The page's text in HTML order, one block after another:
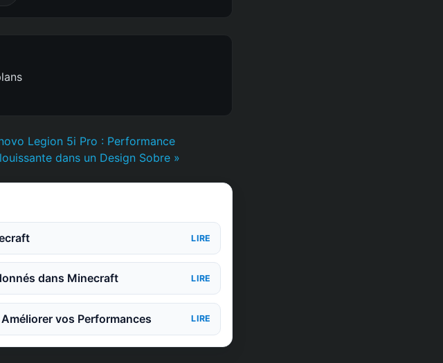
Legion 5i Pro : Performance
dans un Design Sobre »
LIRE
dans Minecraft LIRE
vos Performances LIRE